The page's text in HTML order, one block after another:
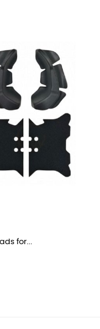
for...